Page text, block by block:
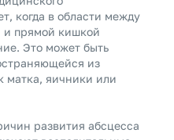
когда в области между
и прямой кишкой
Это может быть
из
матка, яичники или
развития абсцесса